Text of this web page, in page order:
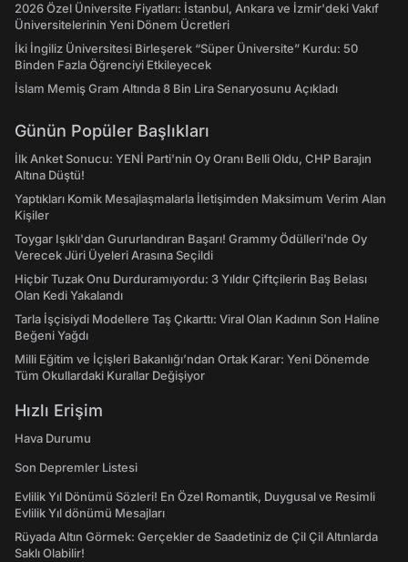
2026 Özel Üniversite Fiyatları: İstanbul, Ankara ve İzmir'deki Vakıf
Üniversitelerinin Yeni Dönem Ücretleri
İki İngiliz Üniversitesi Birleşerek “Süper Üniversite” Kurdu: 50
Binden Fazla Öğrenciyi Etkileyecek
İslam Memiş Gram Altında 8 Bin Lira Senaryosunu Açıkladı
Günün Popüler Başlıkları
İlk Anket Sonucu: YENİ Parti'nin Oy Oranı Belli Oldu, CHP Barajın
Altına Düştü!
Yaptıkları Komik Mesajlaşmalarla İletişimden Maksimum Verim Alan
Kişiler
Toygar Işıklı'dan Gururlandıran Başarı! Grammy Ödülleri'nde Oy
Verecek Jüri Üyeleri Arasına Seçildi
Hiçbir Tuzak Onu Durduramıyordu: 3 Yıldır Çiftçilerin Baş Belası
Olan Kedi Yakalandı
Tarla İşçisiydi Modellere Taş Çıkarttı: Viral Olan Kadının Son Haline
Beğeni Yağdı
Milli Eğitim ve İçişleri Bakanlığı’ndan Ortak Karar: Yeni Dönemde
Tüm Okullardaki Kurallar Değişiyor
Hızlı Erişim
Hava Durumu
Son Depremler Listesi
Evlilik Yıl Dönümü Sözleri! En Özel Romantik, Duygusal ve Resimli
Evlilik Yıl dönümü Mesajları
Rüyada Altın Görmek: Gerçekler de Saadetiniz de Çil Çil Altınlarda
Saklı Olabilir!